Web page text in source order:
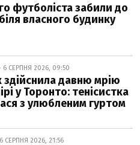
футболіста забили до
власного будинку
6 СЕРПНЯ 2026, 09:50
давню мрію
у Торонто: тенісистка
з улюбленим гуртом
СЕРПНЯ 2026, 21:56